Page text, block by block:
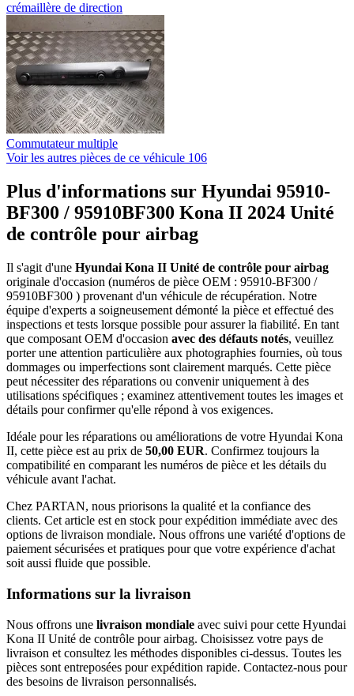
crémaillère de direction
Commutateur multiple
Voir les autres pièces de ce véhicule 106
Plus d'informations sur Hyundai 95910-
BF300 / 95910BF300 Kona II 2024 Unité
de contrôle pour airbag
Il s'agit d'une Hyundai Kona II Unité de contrôle pour airbag
originale d'occasion (numéros de pièce OEM : 95910-BF300 /
95910BF300 ) provenant d'un véhicule de récupération. Notre
équipe d'experts a soigneusement démonté la pièce et effectué des
inspections et tests lorsque possible pour assurer la fiabilité. En tant
que composant OEM d'occasion avec des défauts notés, veuillez
porter une attention particulière aux photographies fournies, où tous
dommages ou imperfections sont clairement marqués. Cette pièce
peut nécessiter des réparations ou convenir uniquement à des
utilisations spécifiques ; examinez attentivement toutes les images et
détails pour confirmer qu'elle répond à vos exigences.
Idéale pour les réparations ou améliorations de votre Hyundai Kona
II, cette pièce est au prix de 50,00 EUR. Confirmez toujours la
compatibilité en comparant les numéros de pièce et les détails du
véhicule avant l'achat.
Chez PARTAN, nous priorisons la qualité et la confiance des
clients. Cet article est en stock pour expédition immédiate avec des
options de livraison mondiale. Nous offrons une variété d'options de
paiement sécurisées et pratiques pour que votre expérience d'achat
soit aussi fluide que possible.
Informations sur la livraison
Nous offrons une livraison mondiale avec suivi pour cette Hyundai
Kona II Unité de contrôle pour airbag. Choisissez votre pays de
livraison et consultez les méthodes disponibles ci-dessus. Toutes les
pièces sont entreposées pour expédition rapide. Contactez-nous pour
des besoins de livraison personnalisés.